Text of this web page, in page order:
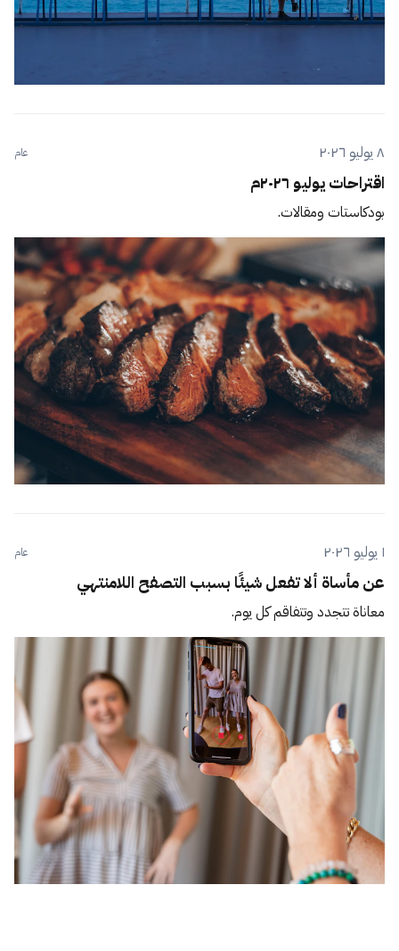
٨ يوليو ٢٠٢٦ عام
اقتراحات يوليو ٢٠٢٦م
بودكاستات ومقالات.
١ يوليو ٢٠٢٦ عام
عن مأساة ألا تفعل شيئًا بسبب التصفح اللامنتهي
معاناة تتجدد وتتفاقم كل يوم.